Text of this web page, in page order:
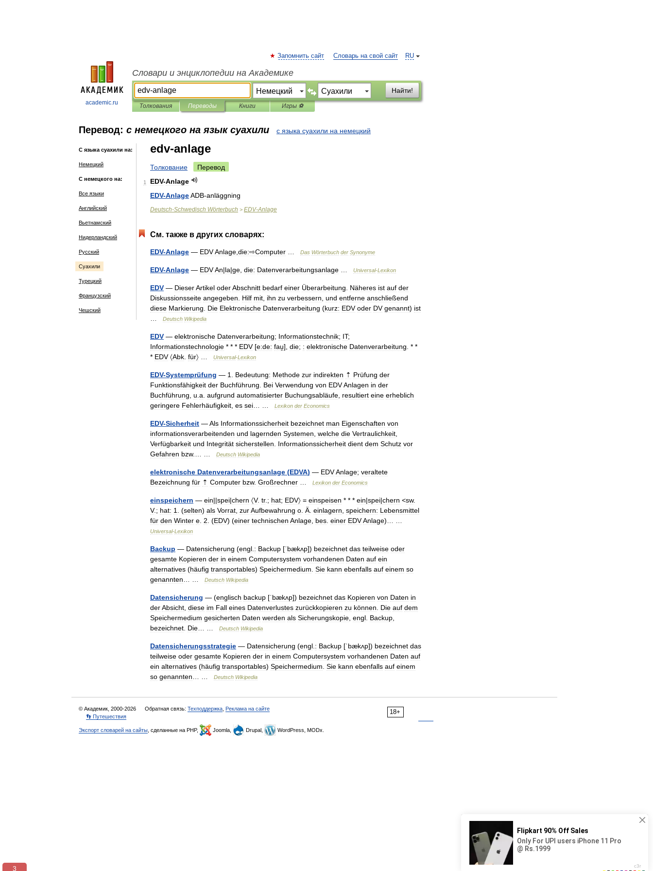
academic.ru
RU
Запомнить сайт Словарь на свой сайт
Словари и энциклопедии на Академике
Найти!
Толкования Переводы Книги Игры ⚽
Перевод: с немецкого на язык суахили с языка суахили на немецкий
С языка суахили на:
Немецкий
С немецкого на:
Все языки
Английский
Вьетнамский
Нидерландский
Русский
Суахили
Турецкий
Французский
Чешский
edv-anlage
Толкование Перевод
1 EDV-Anlage
EDV-AnlageADB-anläggning
Deutsch-Schwedisch Wörterbuch > EDV-Anlage
См. также в других словарях:
EDV-Anlage — EDVAnlage die:⇨Computer Das Wörterbuch der Synonyme
EDV-Anlage — EDVAn|la|ge die: Datenverarbeitungsanlage Universal-Lexikon
EDV — DieserArtikel oderAbschnitt bedarf einer Überarbeitung Näheres ist auf der
Diskussionsseite angegeben Hilf mit ihn zu verbessern und entferne anschließend
diese Markierung Die Elektronische Datenverarbeitung (kurz: EDV oder DV genannt) ist
Deutsch Wikipedia
EDV — elektronische Datenverarbeitung; Informationstechnik; IT;
Informationstechnologie * * * EDV[e:de: fau̮], die; : elektronische Datenverarbeitung . * *
* EDV 〈Abk für〉 Universal-Lexikon
EDV-Systemprüfung — 1 Bedeutung: Methode zur indirekten ⇡ Prüfung der
Funktionsfähigkeit der Buchführung Bei Verwendung von EDVAnlagen in der
Buchführung u a aufgrund automatisierter Buchungsabläufe resultiert eine erheblich
geringere Fehlerhäufigkeit es sei Lexikon der Economics
EDV-Sicherheit —Als Informationssicherheit bezeichnet man Eigenschaften von
informationsverarbeitenden und lagernden Systemen welche die Vertraulichkeit
Verfügbarkeit und Integrität sicherstellen Informationssicherheit dient dem Schutz vor
Gefahren bzw.… … Deutsch Wikipedia
elektronische Datenverarbeitungsanlage (EDVA) — EDVAnlage; veraltete
Bezeichnung für ⇡ Computer bzw. Großrechner Lexikon der Economics
einspeichern — ein||spei|chern 〈V. tr.; hat; EDV〉 = einspeisen * * * ein|spei|chern <sw.
V.; hat: 1 . (selten) als Vorrat zurAufbewahrung o Ä einlagern speichern: Lebensmittel
für den Winter e 2 . (EDV) (einer technischen Anlage bes einer EDVAnlage)… …
Universal-Lexikon
Backup — Datensicherung (engl : Backup [ˈbækʌp]) bezeichnet das teilweise oder
gesamte Kopieren der in einem Computersystem vorhandenen Daten auf ein
alternatives (häufig transportables) Speichermedium Sie kann ebenfalls auf einem so
genannten
Deutsch Wikipedia
Datensicherung — (englisch backup [ˈbækʌp]) bezeichnet das Kopieren von Daten in
derAbsicht diese im Fall eines Datenverlustes zurückkopieren zu können Die auf dem
Speichermedium gesicherten Daten werden als Sicherungskopie engl Backup
bezeichnet Die Deutsch Wikipedia
Datensicherungsstrategie — Datensicherung (engl : Backup [ˈbækʌp]) bezeichnet das
teilweise oder gesamte Kopieren der in einem Computersystem vorhandenen Daten auf
ein alternatives (häufig transportables) Speichermedium Sie kann ebenfalls auf einem
so genannten Deutsch Wikipedia
18+
© Академик, 2000-2026 Обратная связь: Техподдержка Реклама на сайте
👣 Путешествия
Экспорт словарей на сайты , сделанные на PHP, Joomla, Drupal, WordPress, MODx.
3